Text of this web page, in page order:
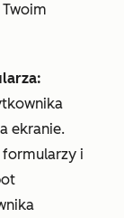
ekranie.
formularzy i